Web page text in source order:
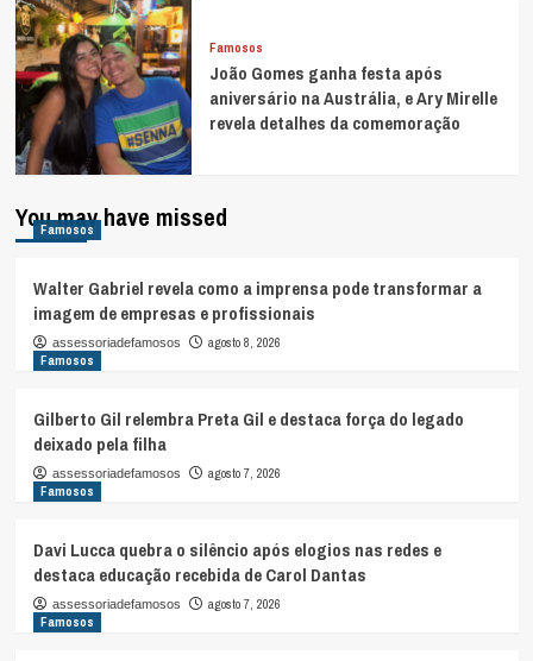
Famosos
João Gomes ganha festa após
aniversário na Austrália, e Ary Mirelle
revela detalhes da comemoração
You may have missed
Famosos
Walter Gabriel revela como a imprensa pode transformar a
imagem de empresas e profissionais
assessoriadefamosos
agosto 8, 2026
Famosos
Gilberto Gil relembra Preta Gil e destaca força do legado
deixado pela filha
assessoriadefamosos
agosto 7, 2026
Famosos
Davi Lucca quebra o silêncio após elogios nas redes e
destaca educação recebida de Carol Dantas
assessoriadefamosos
agosto 7, 2026
Famosos